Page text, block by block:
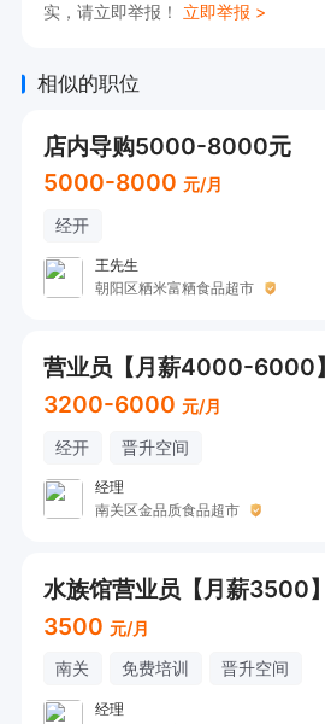
实，请立即举报！ 立即举报 >
相似的职位
店内导购5000-8000元
5000-8000 元/月
经开
王先生
朝阳区粞米富粞食品超市
营业员【月薪4000-6000】
3200-6000 元/月
经开 晋升空间
经理
南关区金品质食品超市
水族馆营业员【月薪3500】
3500 元/月
南关 免费培训 晋升空间
经理